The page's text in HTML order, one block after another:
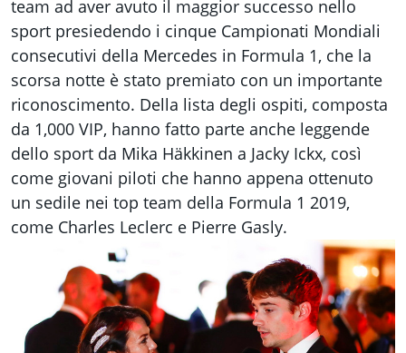
team ad aver avuto il maggior successo nello
sport presiedendo i cinque Campionati Mondiali
consecutivi della Mercedes in Formula 1, che la
scorsa notte è stato premiato con un importante
riconoscimento. Della lista degli ospiti, composta
da 1,000 VIP, hanno fatto parte anche leggende
dello sport da Mika Häkkinen a Jacky Ickx, così
come giovani piloti che hanno appena ottenuto
un sedile nei top team della Formula 1 2019,
come Charles Leclerc e Pierre Gasly.